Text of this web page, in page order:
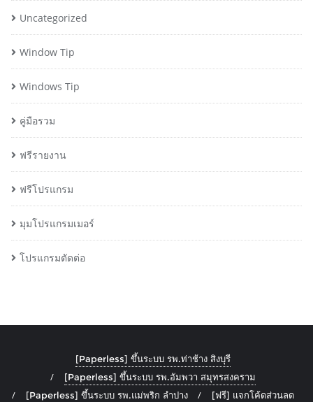
Uncategorized
Window Tip
Windows Tip
คู่มือรวม
ฟรีรายงาน
ฟรีโปรแกรม
มุมโปรแกรมเมอร์
โปรแกรมตัดต่อ
[Paperless] ขึ้นระบบ รพ.ท่าช้าง สิงบุรี
[Paperless] ขึ้นระบบ รพ.อัมพวา สมุทรสงคราม
[Paperless] ขึ้นระบบ รพ.แม่พริก ลำปาง
[ฟรี] แจกโค้ดส่วนลด